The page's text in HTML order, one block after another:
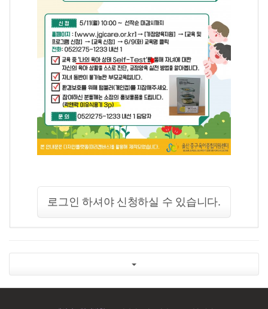
로그인 하셔야 신청하실 수 있습니다.